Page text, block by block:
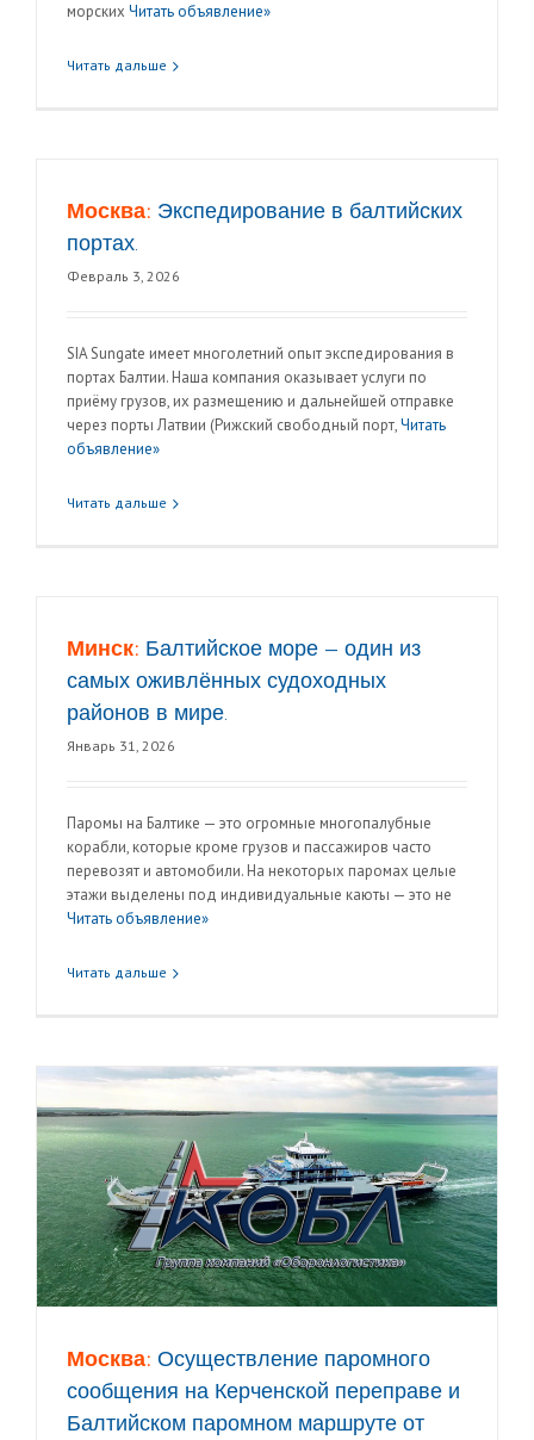
морских Читать объявление»
Читать дальше
Москва: Экспедирование в балтийских
портах.
Февраль 3, 2026
SIA Sungate имеет многолетний опыт экспедирования в
портах Балтии. Наша компания оказывает услуги по
приёму грузов, их размещению и дальнейшей отправке
через порты Латвии (Рижский свободный порт,Читать
объявление»
Читать дальше
Минск: Балтийское море — один из
самых оживлённых судоходных
районов в мире.
Январь 31, 2026
Паромы на Балтике — это огромные многопалубные
корабли, которые кроме грузов и пассажиров часто
перевозят и автомобили. На некоторых паромах целые
этажи выделены под индивидуальные каюты — это не
Читать объявление»
Читать дальше
Москва: Осуществление паромного
сообщения на Керченской переправе и
Балтийском паромном маршруте от